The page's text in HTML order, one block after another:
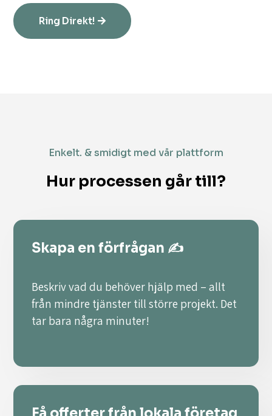
Ring Direkt!
Enkelt. & smidigt med vår plattform
Hur processen går till?
Skapa en förfrågan ✍️
Beskriv vad du behöver hjälp med – allt
från mindre tjänster till större projekt. Det
tar bara några minuter!